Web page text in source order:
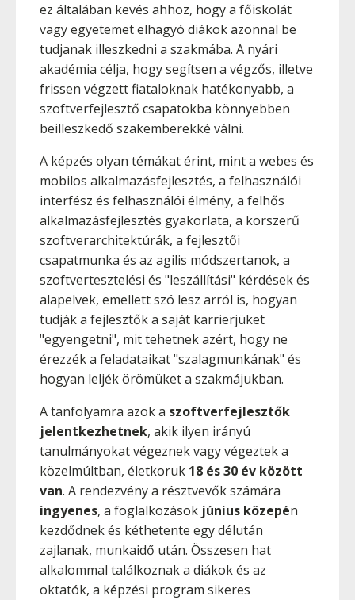
ez általában kevés ahhoz, hogy a főiskolát
vagy egyetemet elhagyó diákok azonnal be
tudjanak illeszkedni a szakmába. A nyári
akadémia célja, hogy segítsen a végzős, illetve
frissen végzett fiataloknak hatékonyabb, a
szoftverfejlesztő csapatokba könnyebben
beilleszkedő szakemberekké válni.
A képzés olyan témákat érint, mint a webes és
mobilos alkalmazásfejlesztés, a felhasználói
interfész és felhasználói élmény, a felhős
alkalmazásfejlesztés gyakorlata, a korszerű
szoftverarchitektúrák, a fejlesztői
csapatmunka és az agilis módszertanok, a
szoftvertesztelési és "leszállítási" kérdések és
alapelvek, emellett szó lesz arról is, hogyan
tudják a fejlesztők a saját karrierjüket
"egyengetni", mit tehetnek azért, hogy ne
érezzék a feladataikat "szalagmunkának" és
hogyan leljék örömüket a szakmájukban.
A tanfolyamra azok a szoftverfejlesztők
jelentkezhetnek, akik ilyen irányú
tanulmányokat végeznek vagy végeztek a
közelmúltban, életkoruk 18 és 30 év között
van. A rendezvény a résztvevők számára
ingyenes, a foglalkozások június közepén
kezdődnek és kéthetente egy délután
zajlanak, munkaidő után. Összesen hat
alkalommal találkoznak a diákok és az
oktatók, a képzési program sikeres